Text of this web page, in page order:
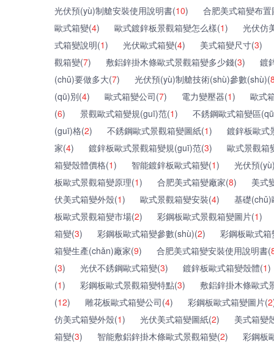
光伏預(yù)制艙安裝使用說明書(10)
合肥美式箱變布置
歐式箱變(4) 歐式鍍鋅板景觀箱變怎么樣(1)
光伏仿
式箱變說明(1) 光伏歐式箱變(4) 美式箱變尺寸(3)
觀箱變(7) 敷鋁鋅掛木條歐式景觀箱變多少錢(3)
鍍
(chǔ)要做多大(7) 光伏預(yù)制艙技術(shù)參數(shù)(
(qū)別(4) 歐式箱變公司(7) 電力變壓器(1)
歐式
(6) 景觀歐式箱變規(guī)范(1)
不銹鋼歐式箱變區
(guī)格(2) 不銹鋼歐式景觀箱變圖紙(1)
鍍鋅板歐式
家(4) 鍍鋅板歐式景觀箱變規(guī)范(3)
歐式景觀箱
箱變殼體價格(1) 智能鍍鋅板歐式箱變(1)
光伏預
板歐式景觀箱變原理(1) 合肥美式箱變廠家(8)
美式
伏美式箱變外殼(1) 歐式景觀箱變安裝(4)
基礎
板歐式景觀箱變市場(2) 彩鋼板歐式景觀箱變圖片(1)
箱變(3) 彩鋼板歐式箱變參數(shù)(2)
彩鋼板歐式
箱變生產(chǎn)廠家(9) 合肥美式箱變安裝使用說明書(
(3) 光伏不銹鋼歐式箱變(3) 鍍鋅板歐式箱變殼體(1)
(1) 彩鋼板歐式景觀箱變特點(3)
敷鋁鋅掛木條歐式
(12) 雕花板歐式箱變公司(4) 彩鋼板歐式箱變圖片(2
仿美式箱變外殼(1) 光伏美式箱變圖紙(2)
美式箱變
箱變(3) 智能敷鋁鋅掛木條歐式景觀箱變(2)
彩鋼板